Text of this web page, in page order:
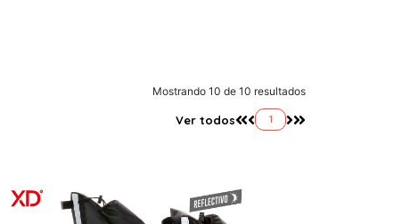
Mostrando 10 de 10 resultados
Ver todos 1